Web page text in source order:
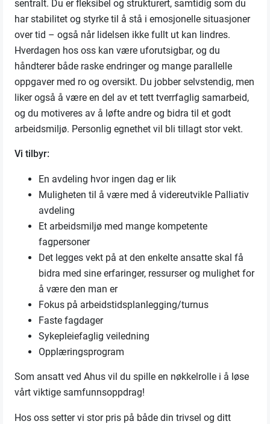
sentralt. Du er fleksibel og strukturert, samtidig som du
har stabilitet og styrke til å stå i emosjonelle situasjoner
over tid – også når lidelsen ikke fullt ut kan lindres.
Hverdagen hos oss kan være uforutsigbar, og du
håndterer både raske endringer og mange parallelle
oppgaver med ro og oversikt. Du jobber selvstendig, men
liker også å være en del av et tett tverrfaglig samarbeid,
og du motiveres av å løfte andre og bidra til et godt
arbeidsmiljø. Personlig egnethet vil bli tillagt stor vekt.
Vi tilbyr:
En avdeling hvor ingen dag er lik
Muligheten til å være med å videreutvikle Palliativ
avdeling
Et arbeidsmiljø med mange kompetente
fagpersoner
Det legges vekt på at den enkelte ansatte skal få
bidra med sine erfaringer, ressurser og mulighet for
å være den man er
Fokus på arbeidstidsplanlegging/turnus
Faste fagdager
Sykepleiefaglig veiledning
Opplæringsprogram
Som ansatt ved Ahus vil du spille en nøkkelrolle i å løse
vårt viktige samfunnsoppdrag!
Hos oss setter vi stor pris på både din trivsel og ditt